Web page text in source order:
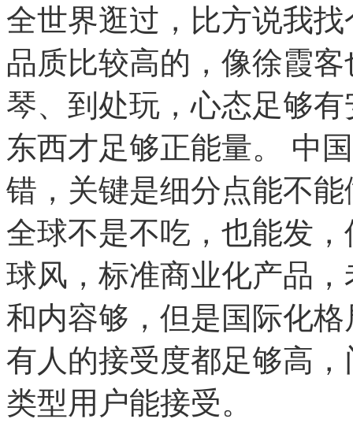
全世界逛过，比方说我
品质比较高的，像徐霞
琴、到处玩，心态足够
东西才足够正能量。
中
错，关键是细分点能不
全球不是不吃，也能发
球风，标准商业化产品
和内容够，但是国际化
有人的接受度都足够高
类型用户能接受。